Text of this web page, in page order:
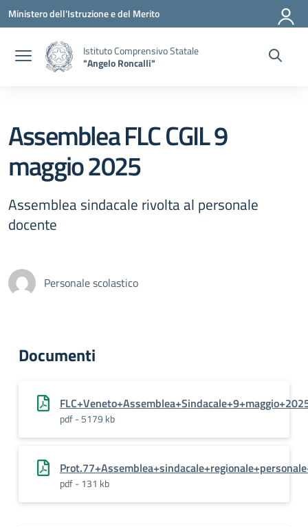
Vai ai contenuti
Vai al menu di navigazione
Vai al footer
Ministero dell'Istruzione e del Merito
Istituto Comprensivo Statale
"Angelo Roncalli"
Assemblea FLC CGIL 9
maggio 2025
Assemblea sindacale rivolta al personale
docente
Personale scolastico
Documenti
pdf - 5179 kb
pdf - 131 kb